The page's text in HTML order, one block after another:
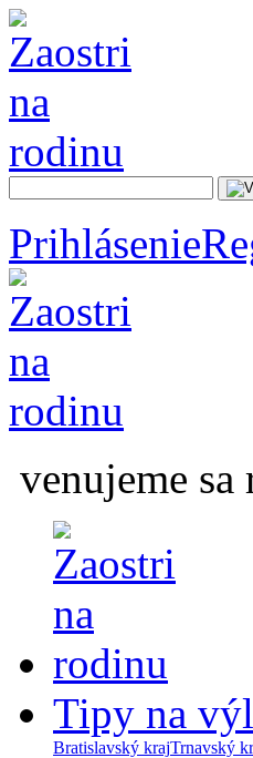
Prihlásenie
venujeme
Tipy na
Bratislavský krajTrnavský